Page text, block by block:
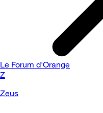
Le Forum d'Orange
Z
Zeus